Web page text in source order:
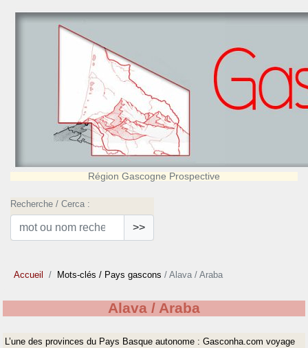
Région Gascogne Prospective
Recherche / Cerca :
>>
Accueil Mots-clés / Pays gascons / Alava / Araba
Alava / Araba
L’une des provinces du Pays Basque autonome : Gasconha.com voyage